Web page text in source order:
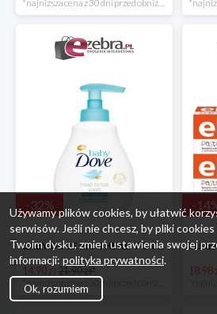
-32%
BABY DOVE RICH HEAD TO TOE WASH EMULSJA DO MYCIA CIAŁA I WŁOSÓW
14.90 zł21.90 zł*
-14
18.98
Używamy plików cookies, by ułatwić
serwisów. Jeśli nie chcesz, by pliki cookies
Twoim dysku, zmień ustawienia swojej
informacji: polityka prywatności.
Ok, rozumiem